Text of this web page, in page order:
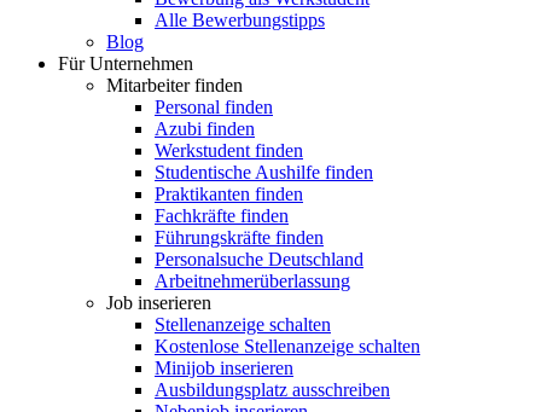
Alle Bewerbungstipps
Blog
Für Unternehmen
Mitarbeiter finden
Personal finden
Azubi finden
Werkstudent finden
Studentische Aushilfe finden
Praktikanten finden
Fachkräfte finden
Führungskräfte finden
Personalsuche Deutschland
Arbeitnehmerüberlassung
Job inserieren
Stellenanzeige schalten
Kostenlose Stellenanzeige schalten
Minijob inserieren
Ausbildungsplatz ausschreiben